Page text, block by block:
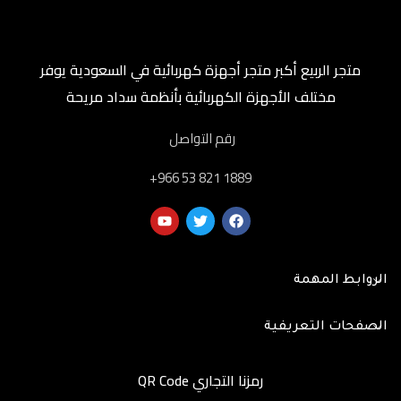
متجر الربيع أكبر متجر أجهزة كهربائية في السعودية يوفر
مختلف الأجهزة الكهربائية بأنظمة سداد مريحة
رقم التواصل
‎+966 53 821 1889
الروابط المهمة
الصفحات التعريفية
رمزنا التجاري QR Code